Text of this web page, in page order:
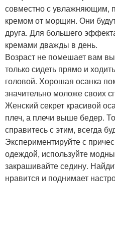
совместно с увлажняющим,
кремом от морщин. Они
друга. Для большего
кремами дважды в день.
Возраст не помешает вам
только сидеть прямо и
головой. Хорошая осанка
значительно моложе своих
Женский секрет красивой
плеч, а плечи выше бедер.
справитесь с этим, всегда
Экспериментируйте с
одеждой, используйте
закрашивайте седину.
нравится и поднимает